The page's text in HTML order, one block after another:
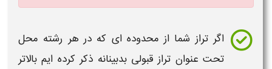
اگرتراز شما از محدوده ای که در هر رشته محل
تحت عنوان تراز قبولی بدبینانه ذکر کرده ایم بالاتر